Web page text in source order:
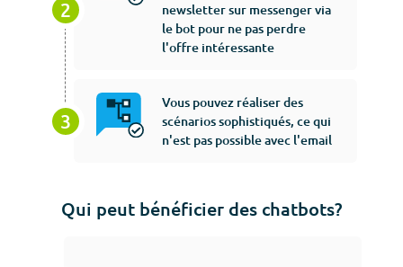
newsletter sur messenger via
le bot pour ne pas perdre
l'offre intéressante
Vous pouvez réaliser des
scénarios sophistiqués, ce qui
n'est pas possible avec l'email
Qui peut bénéficier des chatbots?